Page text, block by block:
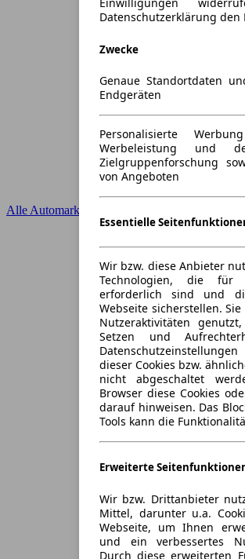
Alle Automarken
Einwilligungen
Datenschutzerklärung den
Zwecke
Genaue Standortdaten
Endgeräten
Personalisierte
Werbeleistung und
Zielgruppenforschung
von Angeboten
Essentielle
Wir bzw. diese Anbieter
Technologien, die für
erforderlich sind und
Webseite sicherstellen.
Nutzeraktivitäten
Setzen und
dieser Cookies bzw.
nicht abgeschaltet
Browser diese Cookies
darauf hinweisen. Das
Tools kann die
Erweiterte
Wir bzw. Drittanbieter
Mittel, darunter u.a.
Webseite, um Ihnen
und ein verbessertes
Durch diese erweiterten